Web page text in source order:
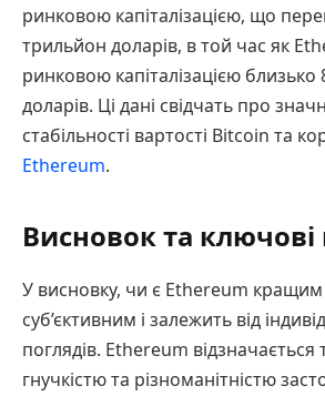
ринковою капіталізацією, що
трильйон доларів, в той час як
ринковою капіталізацією близько
доларів. Ці дані свідчать про
стабільності вартості Bitcoin та
Ethereum.
Висновок та
У висновку, чи є Ethereum
суб’єктивним і залежить від
поглядів. Ethereum
гнучкістю та різноманітністю